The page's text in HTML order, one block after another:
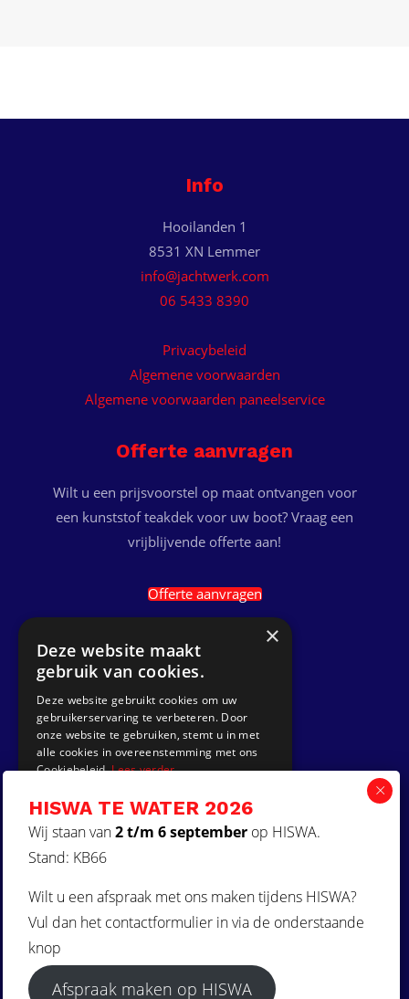
Info
Hooilanden 1
8531 XN Lemmer
info@jachtwerk.com
06 5433 8390
Privacybeleid
Algemene voorwaarden
Algemene voorwaarden paneelservice
Offerte aanvragen
Wilt u een prijsvoorstel op maat ontvangen voor
een kunststof teakdek voor uw boot? Vraag een
vrijblijvende offerte aan!
Offerte aanvragen
Ga naar
Over ons
Projecten
Contact
Aquadeck EVA foam decks
HISWA TE WATER 2026
Wij staan van2 t/m 6 septemberop HISWA.
Stand: KB66
Wilt u een afspraak met ons maken tijdens HISWA?
Vul dan het contactformulier in via de onderstaande
knop
Afspraak maken op HISWA
×
Deze website maakt
gebruik van cookies.
Deze website gebruikt cookies om uw
gebruikerservaring te verbeteren. Door
onze website te gebruiken, stemt u in met
alle cookies in overeenstemming met ons
Cookiebeleid.Lees verder
STRIKT NOODZAKELIJK
PRESTATIE
FUNCTIONEEL
ALLES ACCEPTEREN